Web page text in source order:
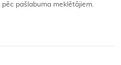
pašlabuma meklētājiem.